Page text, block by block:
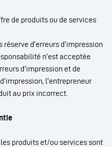
de produits ou de services
réserve d’erreurs d’impression
n’est acceptée
d’impression et de
l’entrepreneur
au prix incorrect.
produits et/ou services sont